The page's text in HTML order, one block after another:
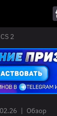
2
| Обзор